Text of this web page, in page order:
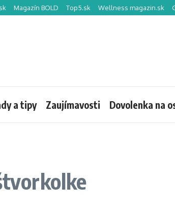
Magazín BOLD Top5.sk Wellness magazin.sk
a tipy Zaujímavosti Dovolenka na